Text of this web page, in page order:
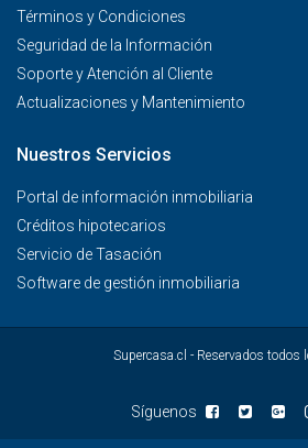
Términos y Condiciones
Seguridad de la Información
Soporte y Atención al Cliente
Actualizaciones y Mantenimiento
Nuestros Servicios
Portal de información inmobiliaria
Créditos hipotecarios
Servicio de Tasación
Software de gestión inmobiliaria
Supercasa.cl - Reservados todos
Síguenos